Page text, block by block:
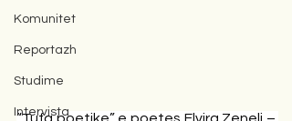
Komunitet
Reportazh
Studime
Intervista